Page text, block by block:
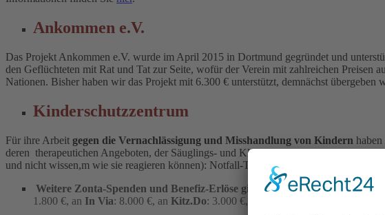
Ankommen e.V.
Das Projekt Ankommen e.V. wurde im April 2015 in Dortmund gegründet und
den Geflüchteten mit Rat und Tat zur Seite, wofür der Verein mit zahlreichen Preisen
Nationen. Bisher haben wir das Projekt mit 6.300 € unterstützt, demnächst
Kinderschutzzentrum
Für ihre Arbeit gegen die Vernachlässigung und Misshandlung von Kindern
deren therapeutichen Angeboten, der Säuglings- und Kleinkindsprechstunde und
und nicht wissen,m wie sie reagieren können): Notfall-Tel: 0231 - 20 64 580. Weitere
Weitere Zonta-Spenden und Benefiz-Erlöse gingen seit 2003u.a. an
1.800 €, an In Via: 8.000 €, an Kitz.Do: 3.000 €, an